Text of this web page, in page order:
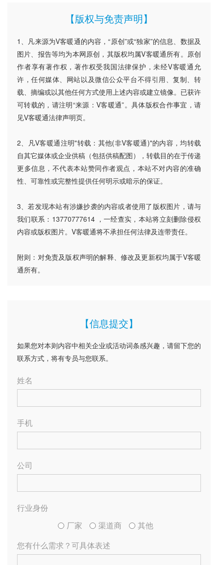
【版权与免责声明】
1、凡来源为V客暖通的内容，“原创”或“独家”的信息、数据及
图片、报告等均为本网原创，其版权均属V客暖通所有。原创
作者享有著作权，著作权受我国法律保护，未经V客暖通允
许，任何媒体、网站以及微信公众平台不得引用、复制、转
载、摘编或以其他任何方式使用上述内容或建立镜像。已获许
可转载的，请注明“来源：V客暖通”。具体版权合作事宜，请
见V客暖通法律声明页。
2、凡V客暖通注明"转载：其他(非V客暖通)"的内容，均转载
自其它媒体或企业供稿（包括供稿配图），转载目的在于传递
更多信息，不代表本站赞同作者观点，本站不对内容的准确
性、可靠性或完整性提供任何明示或暗示的保证。
3、若发现本站有涉嫌抄袭的内容或者使用了版权图片，请与
我们联系：13770777614 ，一经查实，本站将立刻删除侵权
内容或版权图片。V客暖通将不承担任何法律及连带责任。
附则：对免责及版权声明的解释、修改及更新权均属于V客暖
通所有。